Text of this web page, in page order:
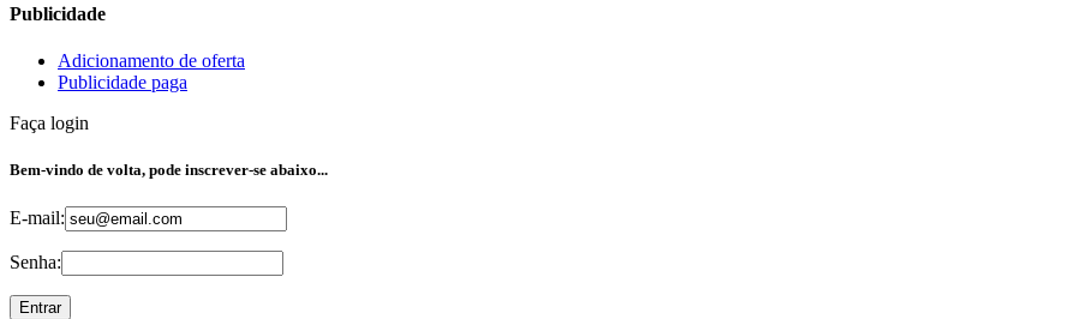
Publicidade
Adicionamento de oferta
Publicidade paga
Faça login
Bem-vindo de volta, pode inscrever-se abaixo...
E-mail:
Senha:
Entrar